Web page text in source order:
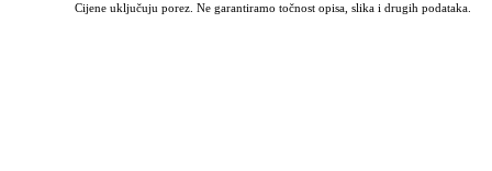
Cijene uključuju porez. Ne garantiramo točnost opisa, slika i drugih podataka.